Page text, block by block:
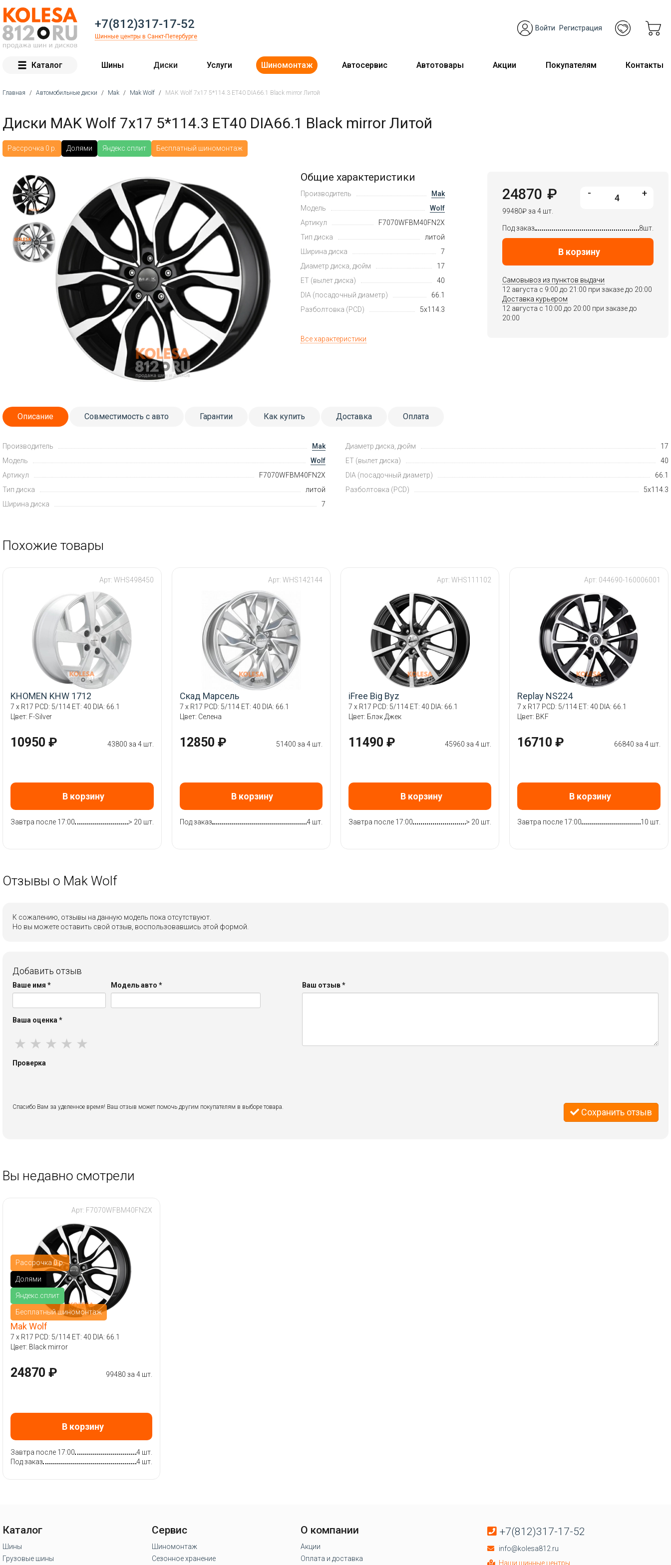
+7(812)317-17-52
Шинные центры в Санкт-Петербурге
Войти Регистрация
Каталог Шины Диски Услуги Шиномонтаж Автосервис Автотовары Акции Покупателям Контакты
Главная / Автомобильные диски / Mak / Mak Wolf / MAK Wolf 7x17 5*114.3 ET40 DIA66.1 Black mirror Литой
Диски MAK Wolf 7x17 5*114.3 ET40 DIA66.1 Black mirror Литой
Рассрочка 0 р. Долями Яндекс.сплит Бесплатный шиномонтаж
Общие характеристики
Производитель
Mak
Модель
Wolf
Артикул
F7070WFBM40FN2X
Тип диска
литой
Ширина диска
7
Диаметр диска, дюйм
17
ET (вылет диска)
40
DIA (посадочный диаметр)
66.1
Разболтовка (PCD)
5x114.3
Все характеристики
24870 ₽
99480₽за 4 шт.
- +
Под заказ 8шт.
В корзину
Самовывоз из пунктов выдачи
12 августа c 9:00 до 21:00 при заказе до 20:00
Доставка курьером
12 августа c 10:00 до 20:00 при заказе до
20:00
Описание Совместимость с авто Гарантии Как купить Доставка Оплата
Производитель
Mak
Модель
Wolf
Артикул
F7070WFBM40FN2X
Тип диска
литой
Ширина диска
7
Диаметр диска, дюйм
17
ET (вылет диска)
40
DIA (посадочный диаметр)
66.1
Разболтовка (PCD)
5x114.3
Похожие товары
Арт: WHS498450
KHOMEN KHW 1712
7 x R17 PCD: 5/114 ET: 40 DIA: 66.1
Цвет: F-Silver
10950 ₽ 43800 за 4 шт.
В корзину
Завтра после 17:00 > 20 шт.
Арт: WHS142144
Скад Марсель
7 x R17 PCD: 5/114 ET: 40 DIA: 66.1
Цвет: Селена
12850 ₽ 51400 за 4 шт.
В корзину
Под заказ 4 шт.
Арт: WHS111102
iFree Big Byz
7 x R17 PCD: 5/114 ET: 40 DIA: 66.1
Цвет: Блэк Джек
11490 ₽ 45960 за 4 шт.
В корзину
Завтра после 17:00 > 20 шт.
Арт: 044690-160006001
Replay NS224
7 x R17 PCD: 5/114 ET: 40 DIA: 66.1
Цвет: BKF
16710 ₽ 66840 за 4 шт.
В корзину
Завтра после 17:00 10 шт.
Отзывы о Mak Wolf
К сожалению, отзывы на данную модель пока отсутствуют.
Но вы можете оставить свой отзыв, воспользовавшись этой формой.
Добавить отзыв
Ваше имя * Модель авто*
Ваша оценка *
★ ★ ★ ★ ★
Ваш отзыв*
Проверка
Спасибо Вам за уделенное время! Ваш отзыв может помочь другим покупателям в выборе товара. Сохранить отзыв
Вы недавно смотрели
Рассрочка 0 р.
Долями
Яндекс.сплит
Бесплатный шиномонтаж
Арт: F7070WFBM40FN2X
Mak Wolf
7 x R17 PCD: 5/114 ET: 40 DIA: 66.1
Цвет: Black mirror
24870 ₽ 99480 за 4 шт.
В корзину
Завтра после 17:00
4 шт.
Под заказ
4 шт.
Каталог
Шины
Грузовые шины
Сервис
Шиномонтаж
Сезонное хранение
О компании
Акции
Оплата и доставка
+7(812)317-17-52
info@kolesa812.ru
Наши шинные центры